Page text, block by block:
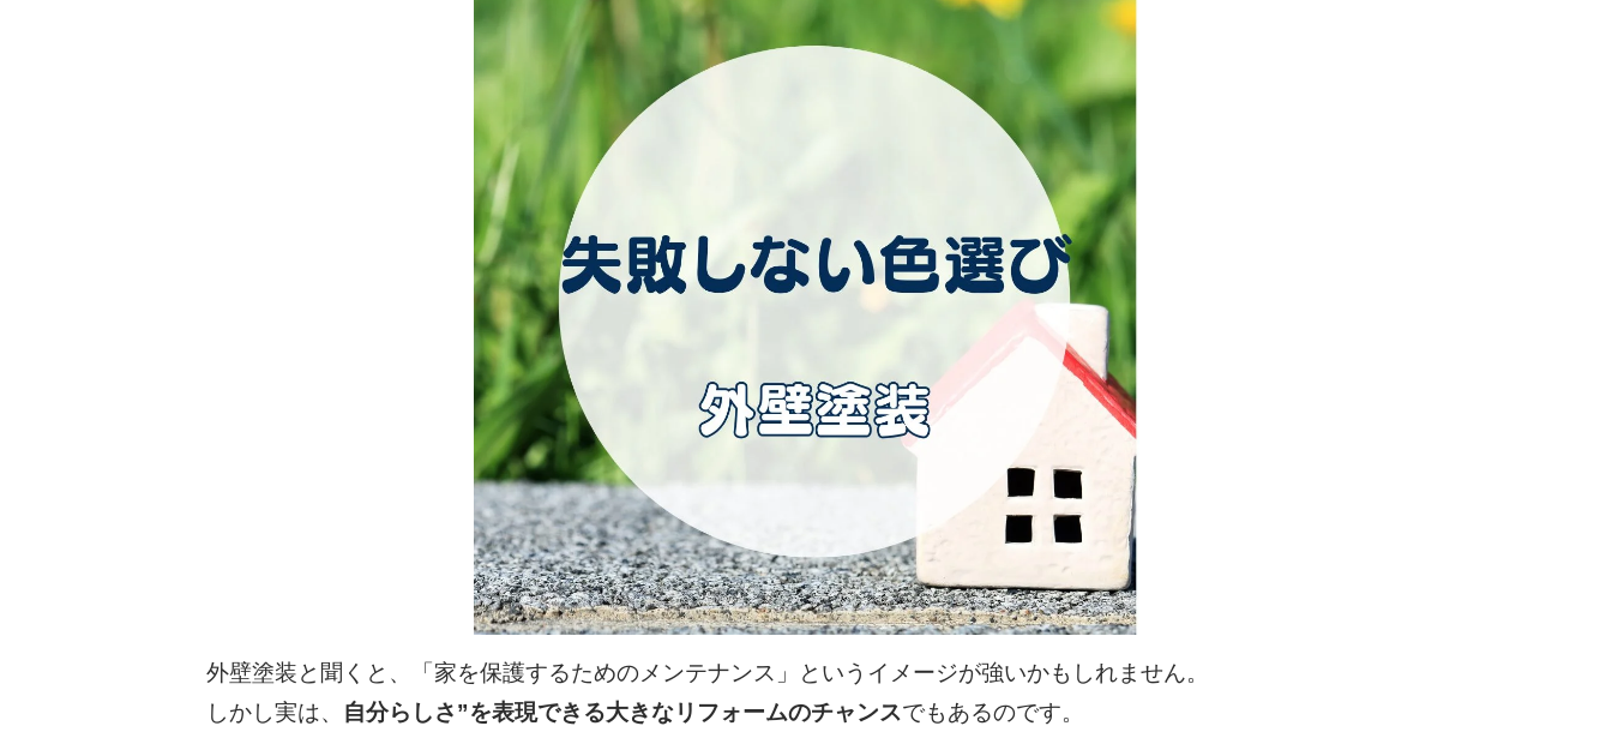
外壁塗装と聞くと、「家を保護するためのメンテナンス」というイメージが強いかもしれません。
しかし実は、 自分らしさ”を表現できる大きなリフォームのチャンスでもあるのです。